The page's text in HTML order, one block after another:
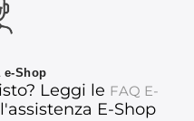
e-Shop
Leggi le FAQ E-
E-Shop